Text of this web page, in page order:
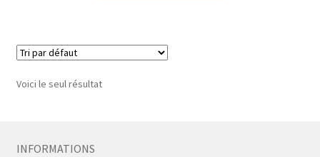
Voici le seul résultat
INFORMATIONS